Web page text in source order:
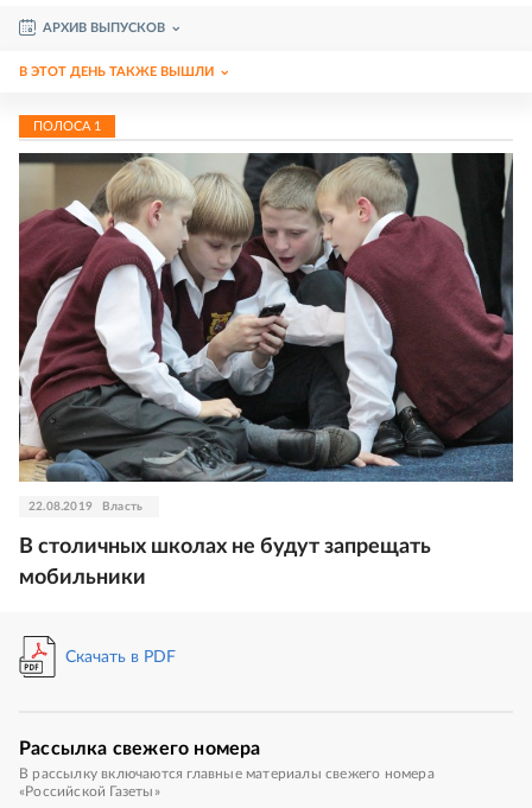
АРХИВ ВЫПУСКОВ
В ЭТОТ ДЕНЬ ТАКЖЕ ВЫШЛИ
ПОЛОСА 1
22.08.2019 Власть
В столичных школах не будут запрещать
мобильники
Скачать в PDF
Рассылка свежего номера
В рассылку включаются главные материалы свежего номера
«Российской Газеты»